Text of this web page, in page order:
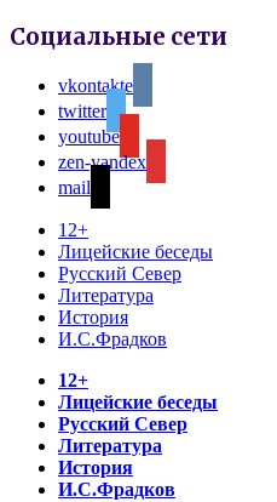
Социальные сети
vkontakte
twitter
youtube
zen-yandex
mail
12+
Лицейские беседы
Русский Север
Литература
История
И.С.Фрадков
12+
Лицейские беседы
Русский Север
Литература
История
И.С.Фрадков